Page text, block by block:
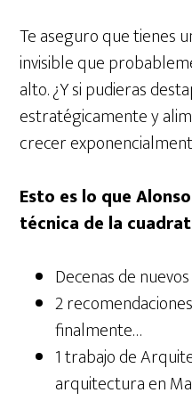
Te aseguro que tienes
invisible que
alto. ¿Y si pudieras
estratégicamente y
crecer
Esto es lo que
técnica de la
Decenas de
2
finalmente…
1 trabajo de
arquitectura en